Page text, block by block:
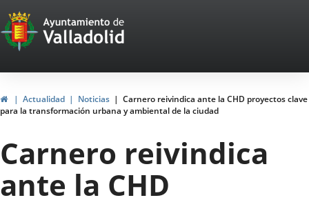
Portal
Web
del
Ayuntamiento
de
Valladolid
HomeActualidad Noticias
Carnero reivindica ante la CHD proyectos clave
para la transformación urbana y ambiental de la ciudad
Carnero reivindica
ante la CHD